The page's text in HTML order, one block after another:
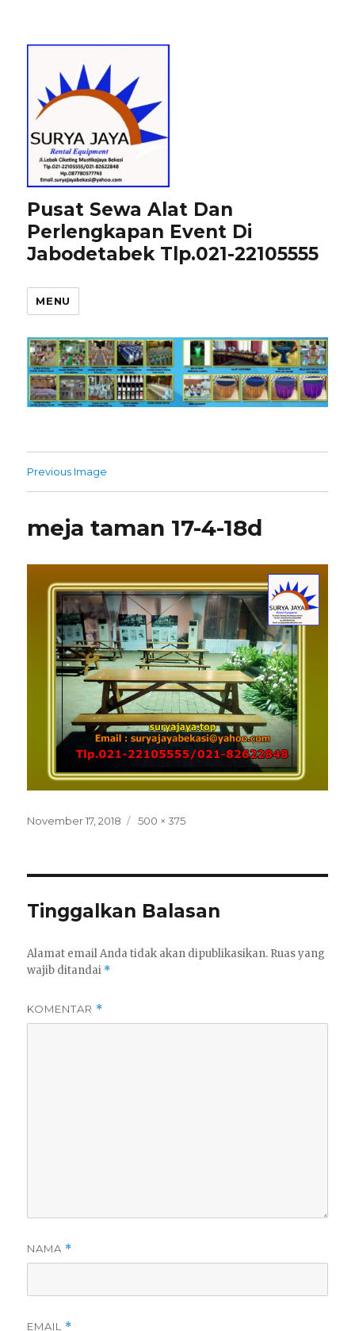
Pusat Sewa Alat Dan
Perlengkapan Event Di
Jabodetabek Tlp.021-22105555
MENU
Previous Image
meja taman 17-4-18d
Posted
November 17, 2018
Full
500 × 375
Tinggalkan Balasan
Alamat email Anda tidak akan dipublikasikan. Ruas yang
wajib ditandai *
KOMENTAR *
NAMA *
EMAIL *